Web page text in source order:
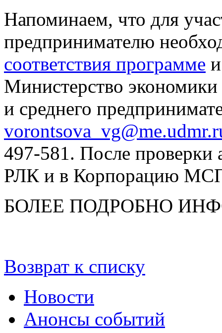
Напоминаем, что для
предпринимателю
соответствия программе
Министерство
и среднего
497-581. После проверки
РЛК и в Корпорацию
БОЛЕЕ ПОДРОБНО
Возврат к списку
Новости
Анонсы событий